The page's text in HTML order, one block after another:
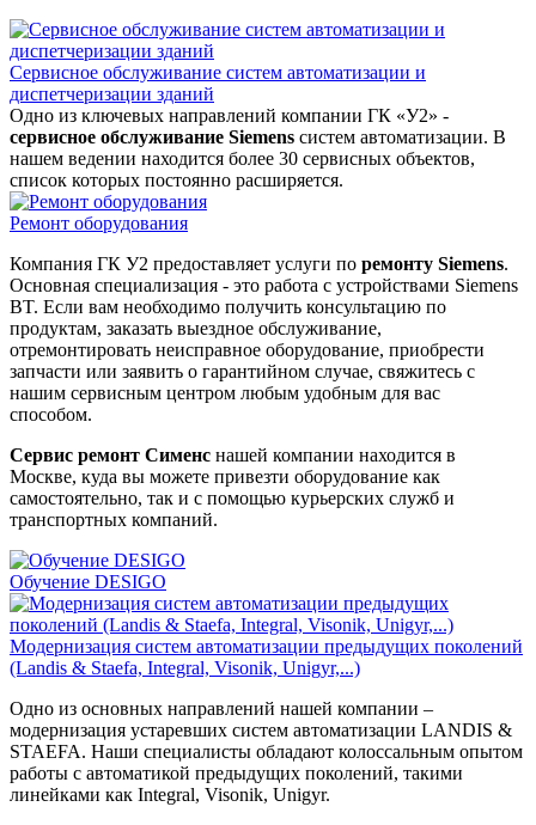
Сервисное обслуживание систем автоматизации и
диспетчеризации зданий
Одно из ключевых направлений компании ГК «У2» -
сервисное обслуживание Siemens систем автоматизации. В
нашем ведении находится более 30 сервисных объектов,
список которых постоянно расширяется.
Ремонт оборудования
Компания ГК У2 предоставляет услуги по ремонту Siemens.
Основная специализация - это работа с устройствами Siemens
BT. Если вам необходимо получить консультацию по
продуктам, заказать выездное обслуживание,
отремонтировать неисправное оборудование, приобрести
запчасти или заявить о гарантийном случае, свяжитесь с
нашим сервисным центром любым удобным для вас
способом.
Сервис ремонт Сименс нашей компании находится в
Москве, куда вы можете привезти оборудование как
самостоятельно, так и с помощью курьерских служб и
транспортных компаний.
Обучение DESIGO
Модернизация систем автоматизации предыдущих поколений
(Landis & Staefa, Integral, Visonik, Unigyr,...)
Одно из основных направлений нашей компании –
модернизация устаревших систем автоматизации LANDIS &
STAEFA. Наши специалисты обладают колоссальным опытом
работы с автоматикой предыдущих поколений, такими
линейками как Integral, Visonik, Unigyr.